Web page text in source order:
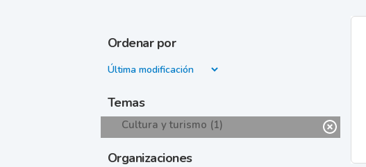
Ordenar por
Temas
Cultura y turismo (1)
Organizaciones